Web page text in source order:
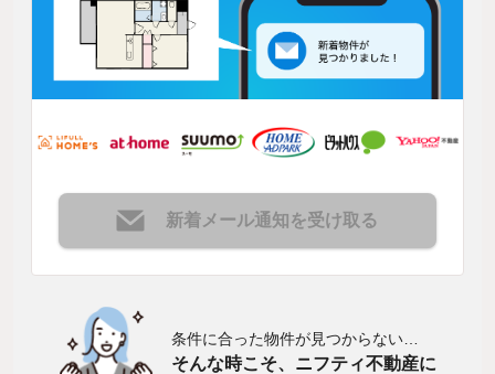
新着メール通知を受け取る
条件に合った物件が見つからない…
そんな時こそ、ニフティ不動産に